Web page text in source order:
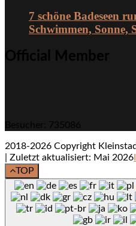
7 schöne Badeseen
Schwimmen, Sonne,
Official Member
Besucher: 735086
2018-2026 Copyright
| Zuletzt aktualisiert: Mai 2026
TOP